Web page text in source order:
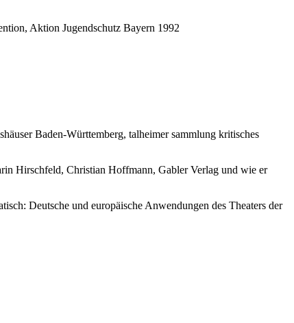
Aktion Jugendschutz Bayern 1992
Baden-Württemberg, talheimer sammlung kritisches
Hirschfeld, Christian Hoffmann, Gabler Verlag und wie er
Deutsche und europäische Anwendungen des Theaters der